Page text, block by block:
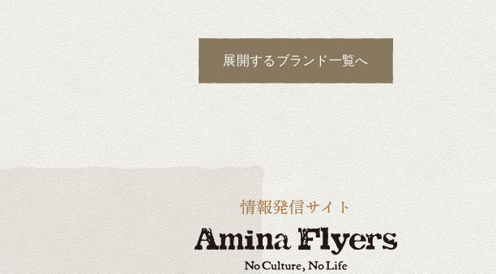
展開する ブランド一覧へ